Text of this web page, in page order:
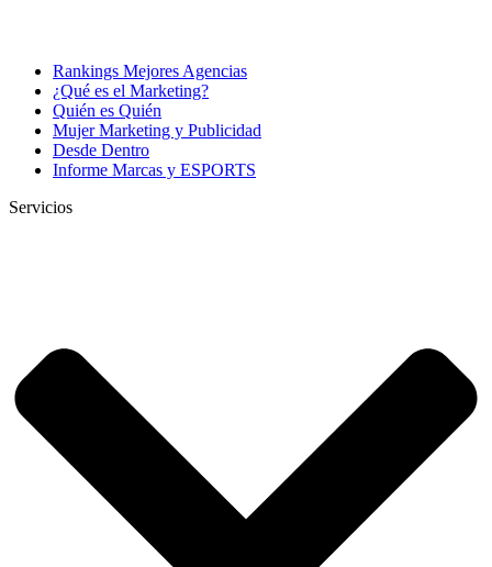
Rankings Mejores Agencias
¿Qué es el Marketing?
Quién es Quién
Mujer Marketing y Publicidad
Desde Dentro
Informe Marcas y ESPORTS
Servicios